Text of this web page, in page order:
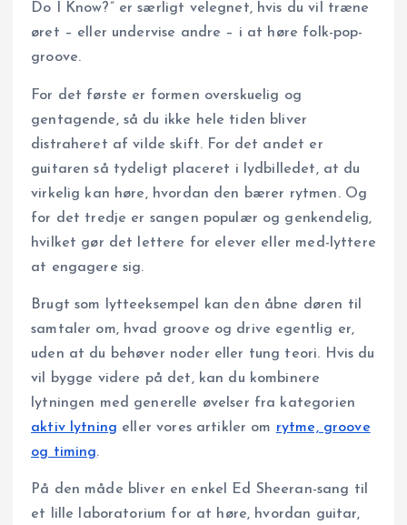
Do I Know?” er særligt velegnet, hvis du vil træne
øret – eller undervise andre – i at høre folk-pop-
groove.
For det første er formen overskuelig og
gentagende, så du ikke hele tiden bliver
distraheret af vilde skift. For det andet er
guitaren så tydeligt placeret i lydbilledet, at du
virkelig kan høre, hvordan den bærer rytmen. Og
for det tredje er sangen populær og genkendelig,
hvilket gør det lettere for elever eller med-lyttere
at engagere sig.
Brugt som lytteeksempel kan den åbne døren til
samtaler om, hvad groove og drive egentlig er,
uden at du behøver noder eller tung teori. Hvis du
vil bygge videre på det, kan du kombinere
lytningen med generelle øvelser fra kategorien
aktiv lytning eller vores artikler om rytme, groove
og timing.
På den måde bliver en enkel Ed Sheeran-sang til
et lille laboratorium for at høre, hvordan guitar,